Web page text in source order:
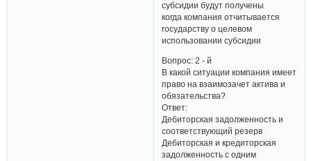
субсидии будут получены
когда компания отчитывается
государству о целевом
использовании субсидии
Вопрос: 2 - й
В какой ситуации компания имеет
право на взаимозачет актива и
обязательства?
Ответ:
Дебиторская задолженность и
соответствующий резерв
Дебиторская и кредиторская
задолженность с одним